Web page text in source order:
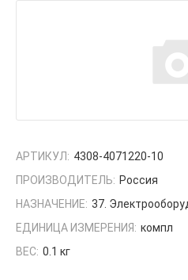
АРТИКУЛ: 4308-4071220-10
ПРОИЗВОДИТЕЛЬ: Россия
НАЗНАЧЕНИЕ: 37.
ЕДИНИЦА ИЗМЕРЕНИЯ: компл
ВЕС: 0.1 кг